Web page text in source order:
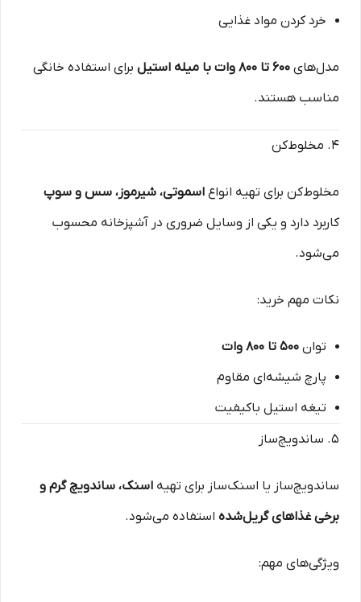
خرد کردن مواد غذایی
مدل‌های ۶۰۰ تا ۸۰۰ وات با میله استیل
برای استفاده خانگی
مناسب هستند.
۴. مخلوط‌کن
مخلوط‌کن برای تهیه انواع اسموتی، شیرموز، سس و سوپ
کاربرد دارد و یکی از وسایل ضروری در آشپزخانه محسوب
می‌شود.
نکات مهم خرید:
توان ۵۰۰ تا ۸۰۰ وات
پارچ شیشه‌ای مقاوم
تیغه استیل باکیفیت
۵. ساندویچ‌ساز
ساندویچ‌ساز یا اسنک‌ساز برای تهیه اسنک، ساندویچ گرم و
برخی غذاهای گریل‌شده استفاده می‌شود.
ویژگی‌های مهم: